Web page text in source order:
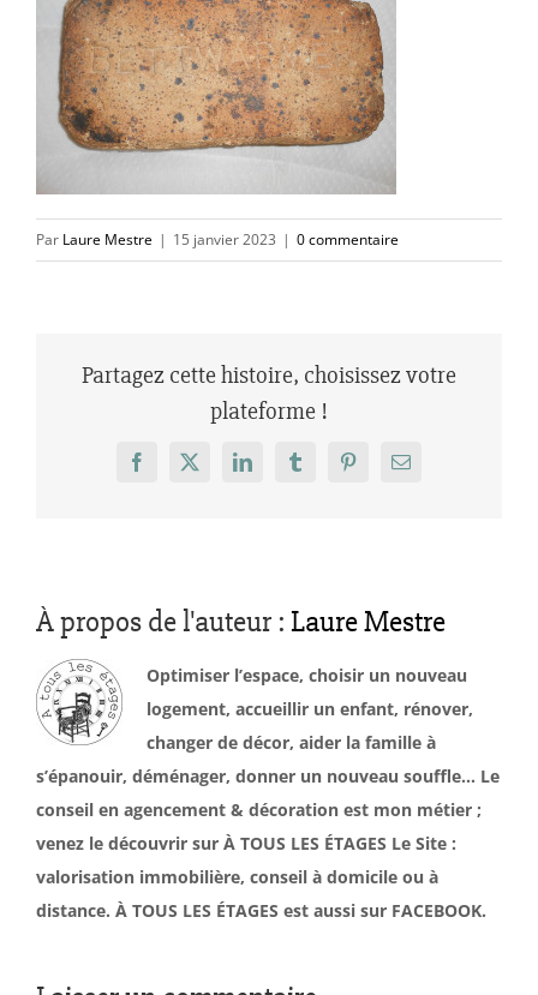
Par Laure Mestre | 15 janvier 2023 | 0 commentaire
Partagez cette histoire, choisissez votre
plateforme !
Facebook
X LinkedInTumblrPinterestEmail
À propos de l'auteur : Laure Mestre
Optimiser l’espace, choisir un nouveau
logement, accueillir un enfant, rénover,
changer de décor, aider la famille à
s’épanouir, déménager, donner un nouveau souffle… Le
conseil en agencement & décoration est mon métier ;
venez le découvrir sur À TOUS LES ÉTAGES Le Site :
valorisation immobilière, conseil à domicile ou à
distance. À TOUS LES ÉTAGES est aussi sur FACEBOOK.